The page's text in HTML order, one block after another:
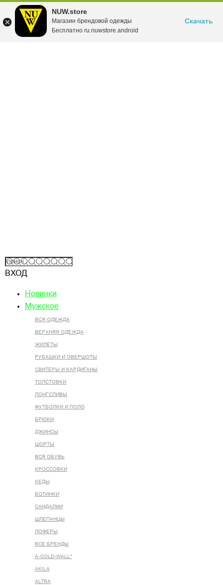
NUW.store
Магазин брендовой одежды
Бесплатно ru.nuwstore.android
Скачать
ВХОД
Новинки
Мужское
ВСЯ ОДЕЖДА
ВЕРХНЯЯ ОДЕЖДА
ЖИЛЕТЫ
РУБАШКИ И ОВЕРШОТЫ
СВИТЕРЫ И КАРДИГАНЫ
ТОЛСТОВКИ
ЛОНГСЛИВЫ
ФУТБОЛКИ И ПОЛО
БРЮКИ
ДЖИНСЫ
ШОРТЫ
ВСЯ ОБУВЬ
КРОССОВКИ
КЕДЫ
БОТИНКИ
САНДАЛИИ
ШЛЕПАНЦЫ
ЛОФЕРЫ
ВСЕ БРЕНДЫ
A-COLD-WALL*
AKILA
ALTRA